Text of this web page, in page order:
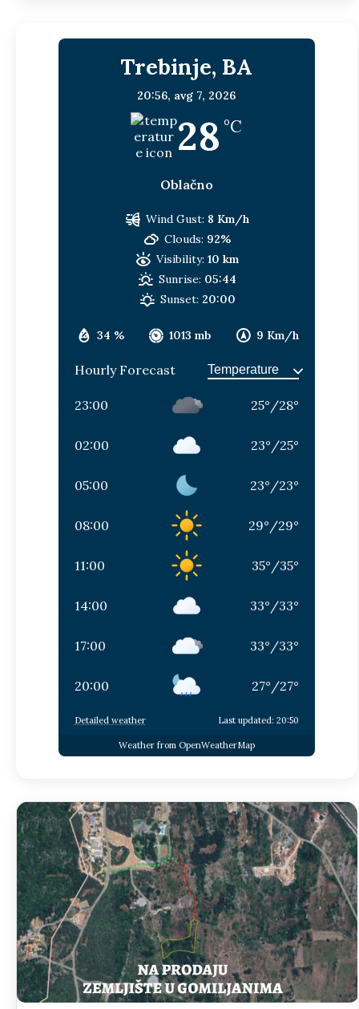
Trebinje, BA
20:56, avg 7, 2026
28 °C
Oblačno
34 % 1013 mb 9 Km/h
Wind Gust: 8 Km/h
Clouds: 92%
Visibility: 10 km
Sunrise: 05:44
Sunset: 20:00
Hourly Forecast
23:00 25° /28°
02:00 23° /25°
05:00 23° /23°
08:00 29° /29°
11:00 35° /35°
14:00 33° /33°
17:00 33° /33°
20:00 27° /27°
Detailed weather Last updated: 20:50
Weather from OpenWeatherMap